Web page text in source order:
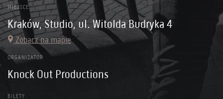
MIEJSCE
Kraków, Studio, ul. Witolda Budryka 4
Zobacz na mapie
ORGANIZATOR
Knock Out Productions
BILETY